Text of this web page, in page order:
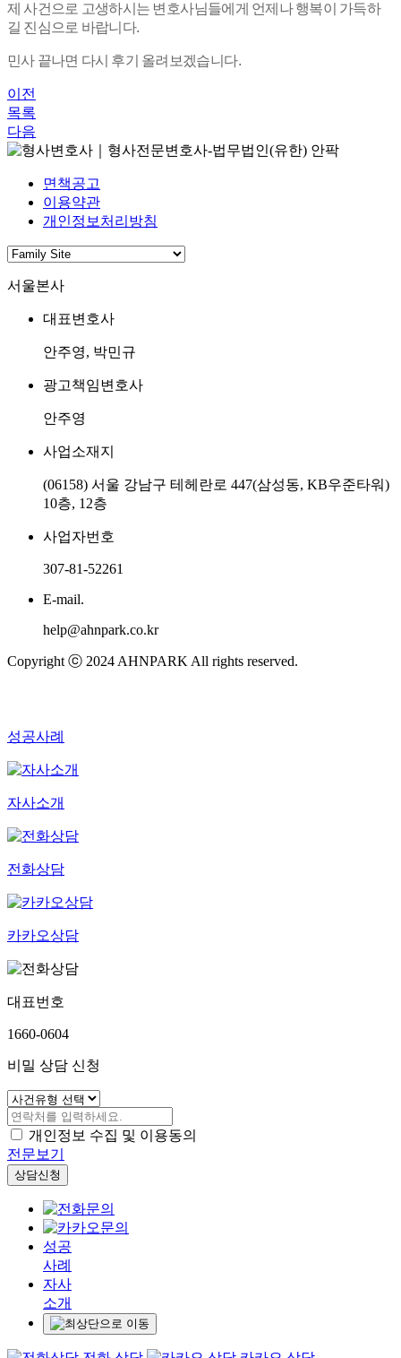
제 사건으로 고생하시는 변호사님들에게 언제나 행복이 가득하
길 진심으로 바랍니다.
민사 끝나면 다시 후기 올려보겠습니다.
이전
목록
다음
면책공고
이용약관
개인정보처리방침
서울본사
대표변호사
안주영, 박민규
광고책임변호사
안주영
사업소재지
(06158) 서울 강남구 테헤란로 447(삼성동, KB우준타워)
10층, 12층
사업자번호
307-81-52261
E-mail.
help@ahnpark.co.kr
Copyright ⓒ 2024 AHNPARK All rights reserved.
성공사례
자사소개
전화상담
카카오상담
대표번호
1660-0604
비밀 상담 신청
개인정보 수집 및 이용동의
전문보기
상담신청
성공
사례
자사
소개